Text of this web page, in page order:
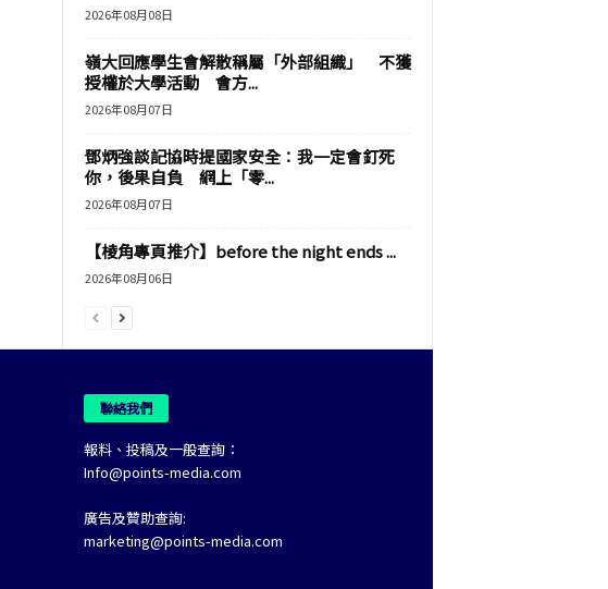
2026年08月08日
嶺大回應學生會解散稱屬「外部組織」 不獲
授權於大學活動 會方...
2026年08月07日
鄧炳強談記協時提國家安全：我一定會釘死
你，後果自負 網上「零...
2026年08月07日
【棱角專頁推介】before the night ends ...
2026年08月06日
聯絡我們
報料、投稿及一般查詢：
Info@points-media.com
廣告及贊助查詢:
marketing@points-media.com